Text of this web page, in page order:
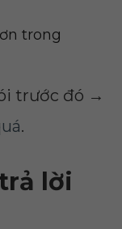
trong
trước đó →
.
lời